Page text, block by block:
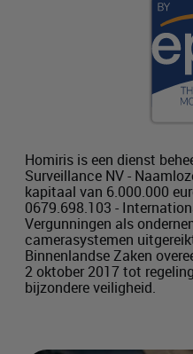
Homiris is een dienst
Surveillance NV -
kapitaal van 6.000.000
0679.698.103 -
Vergunningen als
camerasystemen
Binnenlandse Zaken
2 oktober 2017 tot
bijzondere veiligheid.